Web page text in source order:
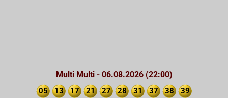
Multi Multi - 06.08.2026 (22:00)
05 13 17 21 27 28 31 37 38
39